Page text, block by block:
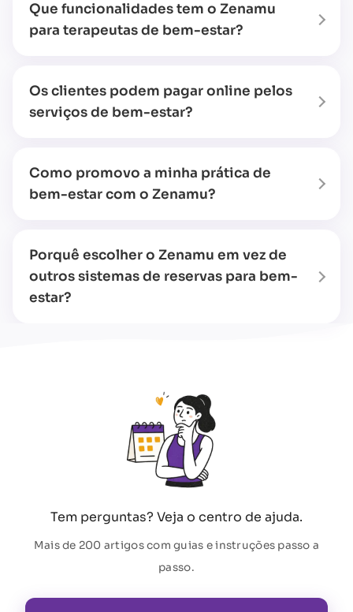
Que funcionalidades tem o Zenamu
para terapeutas de bem-estar?
Os clientes podem pagar online pelos
serviços de bem-estar?
Como promovo a minha prática de
bem-estar com o Zenamu?
Porquê escolher o Zenamu em vez de
outros sistemas de reservas para bem-
estar?
Tem perguntas? Veja o centro de ajuda.
Mais de 200 artigos com guias e instruções passo a
passo.